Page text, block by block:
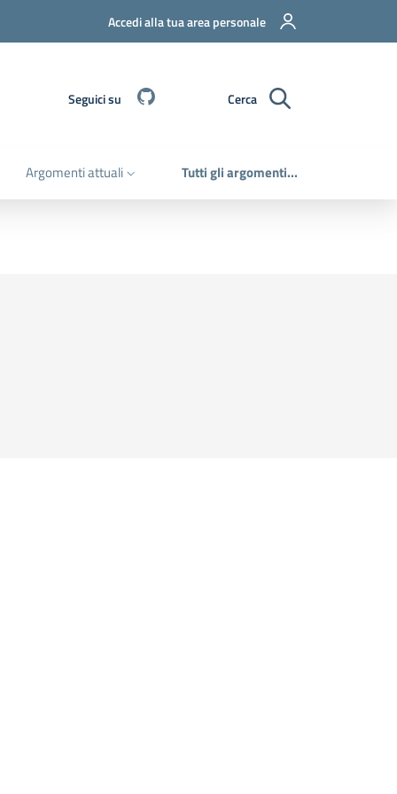
Accedi alla tua area personale
Seguici su Cerca
Argomenti attuali Tutti gli argomenti...
successiva